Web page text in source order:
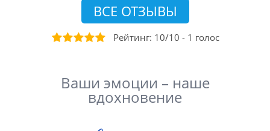
ВСЕ ОТЗЫВЫ
Рейтинг: 10/10 - 1 голоc
Ваши эмоции – наше
вдохновение